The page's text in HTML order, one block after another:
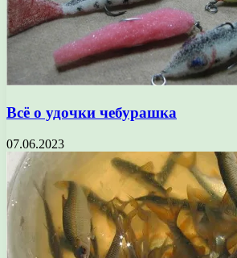
Всё о удочки чебурашка
07.06.2023